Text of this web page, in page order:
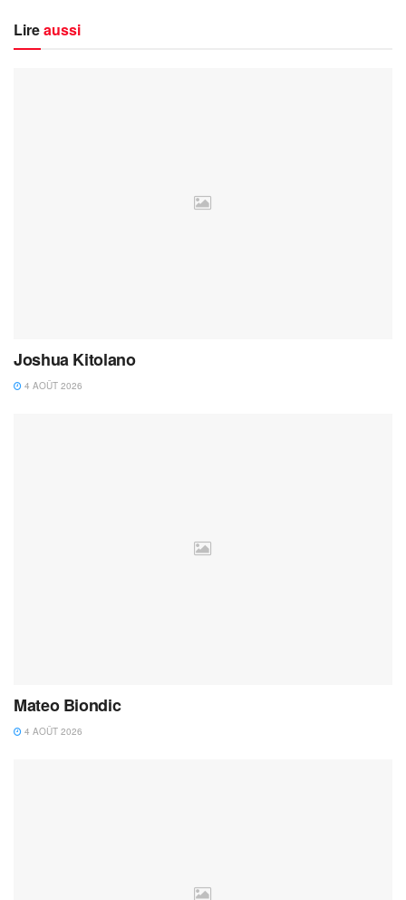
Lireaussi
Joshua Kitolano
4 AOÛT 2026
Mateo Biondic
4 AOÛT 2026